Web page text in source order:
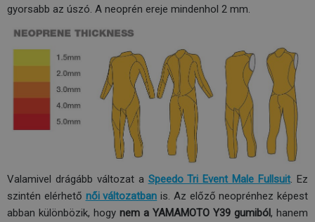
gyorsabb az úszó. A neoprén ereje mindenhol 2 mm.
Valamivel drágább változat a Speedo Tri Event Male Fullsuit. Ez
szintén elérhető női változatban is. Az előző neoprénhez képest
abban különbözik, hogy nem a YAMAMOTO Y39 gumiból, hanem